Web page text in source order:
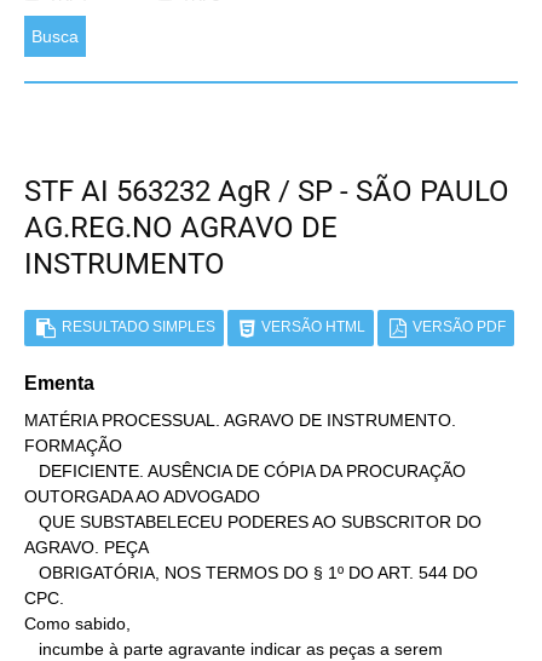
Busca
STF AI 563232 AgR / SP - SÃO PAULO
AG.REG.NO AGRAVO DE
INSTRUMENTO
RESULTADO SIMPLES VERSÃO HTML VERSÃO PDF
Ementa
MATÉRIA PROCESSUAL. AGRAVO DE INSTRUMENTO.
FORMAÇÃO
OUTORGADA AO ADVOGADO
AGRAVO. PEÇA
CPC.
Como sabido,